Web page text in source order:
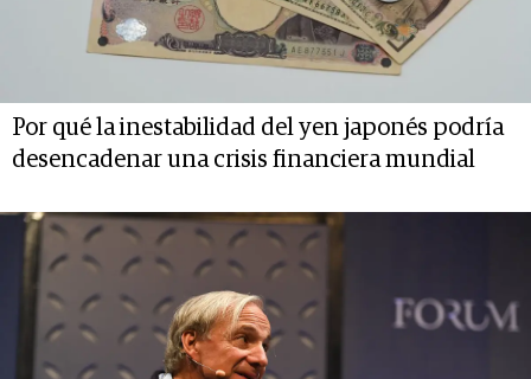
Por qué la inestabilidad del yen japonés podría
desencadenar una crisis financiera mundial